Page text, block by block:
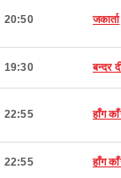
20:50 जकार्ता
19:30 बन्दर
22:55 हाँग
22:55 हाँग